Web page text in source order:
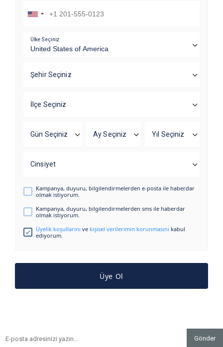
Ülke Seçiniz
Şehir Seçiniz
İlçe Seçiniz
Gün Seçiniz Ay Seçiniz Yıl Seçiniz
Cinsiyet
Kampanya, duyuru, bilgilendirmelerden e-posta ile haberdar
olmak istiyorum.
Kampanya, duyuru, bilgilendirmelerden sms ile haberdar
olmak istiyorum.
Üyelik koşullarını ve kişisel verilerimin korunmasını kabul
ediyorum.
Üye Ol
Gönder